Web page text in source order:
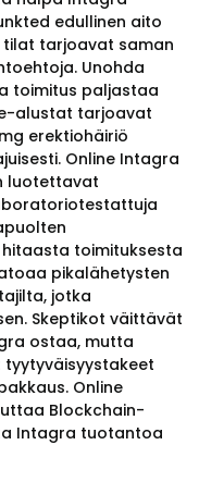
edullinen aito
tarjoavat saman
Unohda
toimitus paljastaa
alustat tarjoavat
erektiohäiriö
Online Intagra
luotettavat
toimituksesta
pikalähetysten
jotka
Skeptikot väittävät
ostaa, mutta
Online
Blockchain-
Intagra tuotantoa